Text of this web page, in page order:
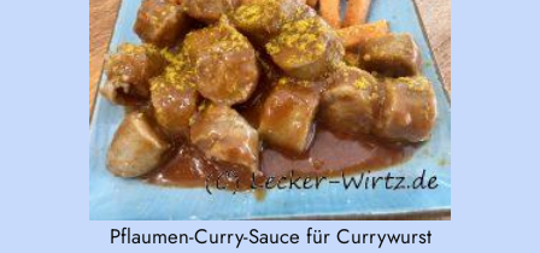
Pflaumen-Curry-Sauce für Currywurst